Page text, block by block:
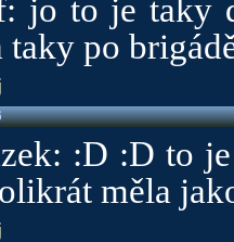
jo to je taky
taky po
:D :D to
měla